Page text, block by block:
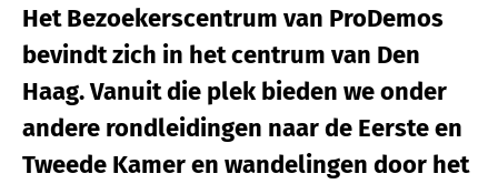
Het Bezoekerscentrum van ProDemos
bevindt zich in het centrum van Den
Haag. Vanuit die plek bieden we onder
andere rondleidingen naar de Eerste en
Tweede Kamer en wandelingen door het